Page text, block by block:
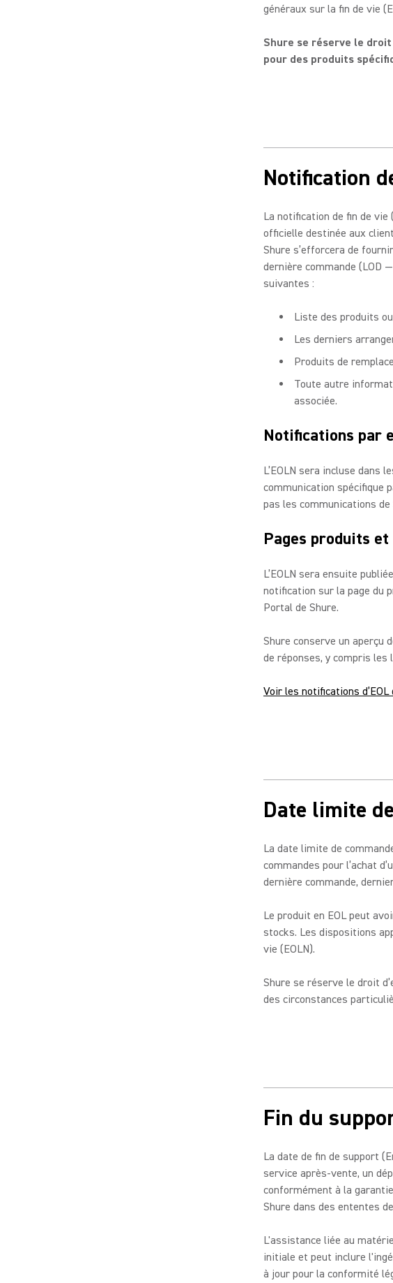
généraux sur la fin de vie
Shure se réserve le
pour des produits
Notification
La notification de fin de
officielle destinée aux
Shure s’efforcera de
dernière commande (LOD
suivantes :
Liste des produits
Les derniers
Produits de
Toute autre
associée.
Notifications par
L’EOLN sera incluse dans
communication spécifique
pas les communications
Pages produits et
L’EOLN sera ensuite
notification sur la page du
Portal de Shure.
Shure conserve un aperçu
de réponses, y compris les
Voir les notifications
Date limite
La date limite de
commandes pour l’achat
dernière commande,
Le produit en EOL peut
stocks. Les dispositions
vie (EOLN).
Shure se réserve le droit
des circonstances
Fin du
La date de fin de support
service après-vente, un
conformément à la
Shure dans des ententes
L'assistance liée au
initiale et peut inclure
à jour pour la conformité